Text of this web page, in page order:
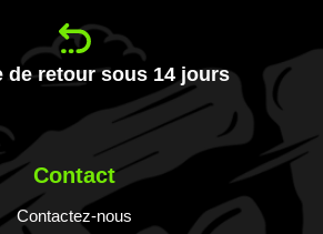
de retour sous 14 jours
Contact
Contactez-nous